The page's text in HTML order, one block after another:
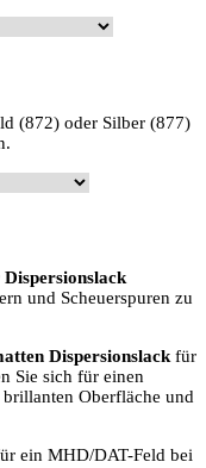
(872) oder Silber (877)
und Scheuerspuren zu
Dispersionslackfür
Sie sich für einen
Oberfläche und
ein MHD/DAT-Feld bei